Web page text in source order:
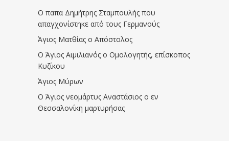
Ο παπα Δημήτρης Σταμπουλής που
απαγχονίστηκε από τους Γερμανούς
Άγιος Ματθίας ο Απόστολος
Ο Άγιος Αιμιλιανός ο Ομολογητής, επίσκοπος
Κυζίκου
Άγιος Μύρων
Ο Άγιος νεομάρτυς Αναστάσιος ο εν
Θεσσαλονίκη μαρτυρήσας